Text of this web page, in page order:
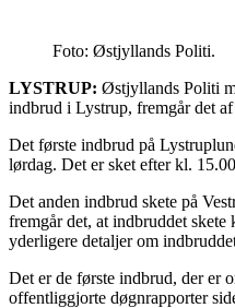
Foto: Østjyllands Politi.
LYSTRUP: Østjyllands Politi
indbrud i Lystrup, fremgår det
Det første indbrud på
lørdag. Det er sket efter kl.
Det anden indbrud skete på
fremgår det, at indbruddet
yderligere detaljer om
Det er de første indbrud, der er
offentliggjorte døgnrapporter